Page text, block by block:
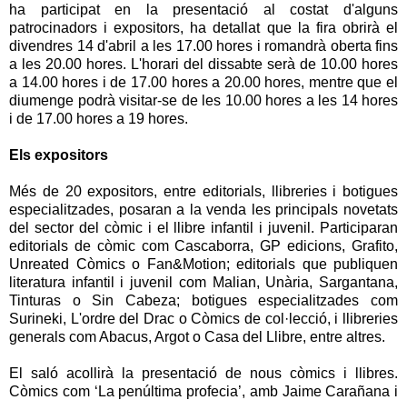
ha participat en la presentació al costat d'alguns
patrocinadors i expositors, ha detallat que la fira obrirà el
divendres 14 d'abril a les 17.00 hores i romandrà oberta fins
a les 20.00 hores. L'horari del dissabte serà de 10.00 hores
a 14.00 hores i de 17.00 hores a 20.00 hores, mentre que el
diumenge podrà visitar-se de les 10.00 hores a les 14 hores
i de 17.00 hores a 19 hores.
Els expositors
Més de 20 expositors, entre editorials, llibreries i botigues
especialitzades, posaran a la venda les principals novetats
del sector del còmic i el llibre infantil i juvenil. Participaran
editorials de còmic com Cascaborra, GP edicions, Grafito,
Unreated Còmics o Fan&Motion; editorials que publiquen
literatura infantil i juvenil com Malian, Unària, Sargantana,
Tinturas o Sin Cabeza; botigues especialitzades com
Surineki, L'ordre del Drac o Còmics de col·lecció, i llibreries
generals com Abacus, Argot o Casa del Llibre, entre altres.
El saló acollirà la presentació de nous còmics i llibres.
Còmics com ‘La penúltima profecia’, amb Jaime Carañana i